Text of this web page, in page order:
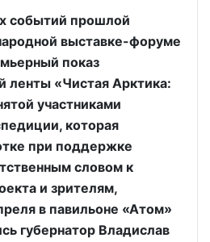
событий прошлой
выставке-форуме
показ
ленты «Чистая Арктика:
участниками
которая
при поддержке
словом к
и зрителям,
в павильоне «Атом»
губернатор Владислав